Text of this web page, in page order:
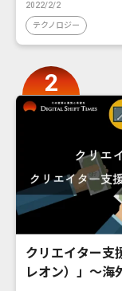
2022/2/2
テクノロジー
クリエイター支
レオン）」〜海